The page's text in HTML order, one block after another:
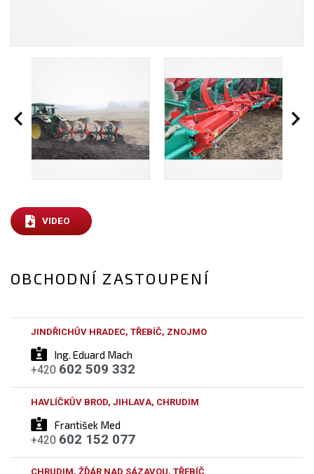
VIDEO
OBCHODNÍ ZASTOUPENÍ
Ing. Eduard Mach
JINDŘICHŮV HRADEC, TŘEBÍČ, ZNOJMO
+420 602 509 332
František Med
HAVLÍČKŮV BROD, JIHLAVA, CHRUDIM
+420 602 152 077
CHRUDIM, ŽĎÁR NAD SÁZAVOU, TŘEBÍČ